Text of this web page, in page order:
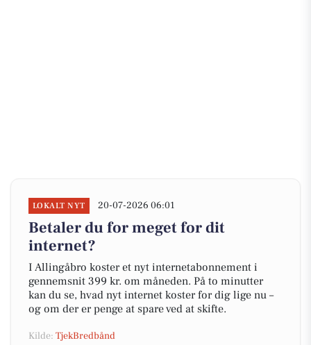
LOKALT NYT 20-07-2026 06:01
Betaler du for meget for dit
internet?
I Allingåbro koster et nyt internetabonnement i
gennemsnit 399 kr. om måneden. På to minutter
kan du se, hvad nyt internet koster for dig lige nu –
og om der er penge at spare ved at skifte.
Kilde: TjekBredbånd